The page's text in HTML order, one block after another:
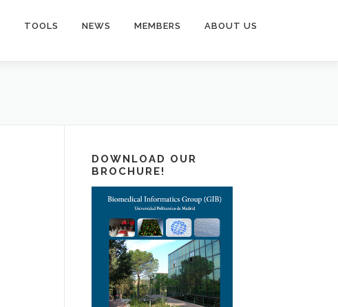
TOOLS NEWS MEMBERS ABOUT US
DOWNLOAD OUR
BROCHURE!